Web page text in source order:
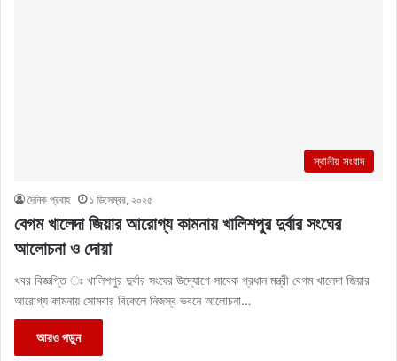
স্থানীয় সংবাদ
দৈনিক প্রবাহ ১ ডিসেম্বর, ২০২৫
বেগম খালেদা জিয়ার আরোগ্য কামনায় খালিশপুর দুর্বার সংঘের
আলোচনা ও দোয়া
খবর বিজ্ঞপ্তি ঃ খালিশপুর দুর্বার সংঘের উদ্যোগে সাবেক প্রধান মন্ত্রী বেগম খালেদা জিয়ার
আরোগ্য কামনায় সোমবার বিকেলে নিজস্ব ভবনে আলোচনা…
আরও পড়ুন